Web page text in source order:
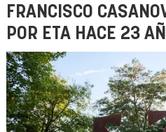
FRANCISCO
POR ETA HACE 23